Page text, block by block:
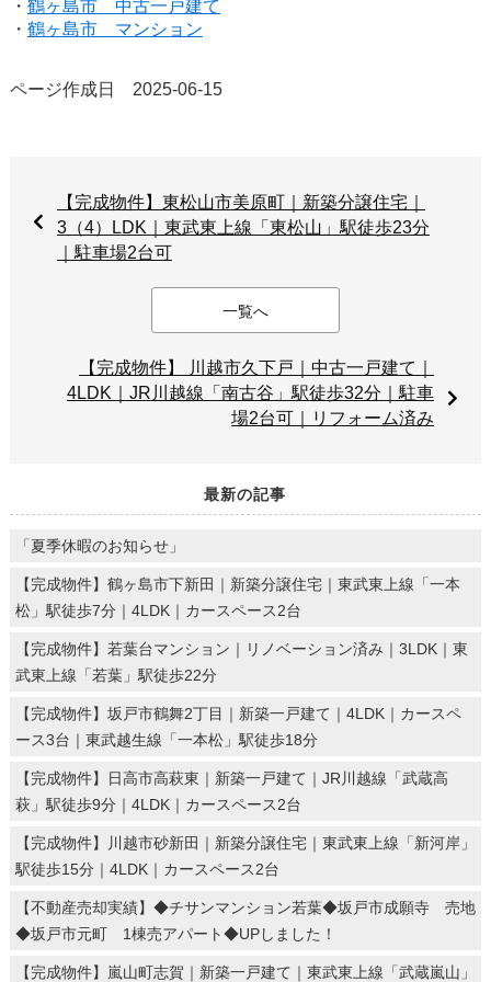
・ 鶴ヶ島市 中古一戸建て
・ 鶴ヶ島市 マンション
ページ作成日 2025-06-15
【完成物件】東松山市美原町｜新築分譲住宅｜
3（4）LDK｜東武東上線「東松山」駅徒歩23分
｜駐車場2台可
一覧へ
【完成物件】 川越市久下戸｜中古一戸建て｜
4LDK｜JR川越線「南古谷」駅徒歩32分｜駐車
場2台可｜リフォーム済み
最新の記事
「夏季休暇のお知らせ」
【完成物件】鶴ヶ島市下新田｜新築分譲住宅｜東武東上線「一本
松」駅徒歩7分｜4LDK｜カースペース2台
【完成物件】若葉台マンション｜リノベーション済み｜3LDK｜東
武東上線「若葉」駅徒歩22分
【完成物件】坂戸市鶴舞2丁目｜新築一戸建て｜4LDK｜カースペ
ース3台｜東武越生線「一本松」駅徒歩18分
【完成物件】日高市高萩東｜新築一戸建て｜JR川越線「武蔵高
萩」駅徒歩9分｜4LDK｜カースペース2台
【完成物件】川越市砂新田｜新築分譲住宅｜東武東上線「新河岸」
駅徒歩15分｜4LDK｜カースペース2台
【不動産売却実績】◆チサンマンション若葉◆坂戸市成願寺 売地
◆坂戸市元町 1棟売アパート◆UPしました！
【完成物件】嵐山町志賀｜新築一戸建て｜東武東上線「武蔵嵐山」